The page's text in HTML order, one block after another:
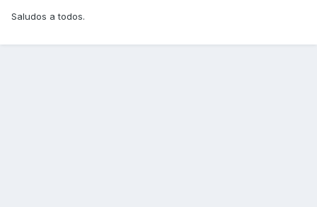
Saludos a todos.